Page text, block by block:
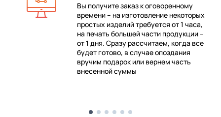
Вы получите заказ к оговоренному
времени – на изготовление некоторых
простых изделий требуется от 1 часа,
на печать большей части продукции –
от 1 дня. Сразу рассчитаем, когда все
будет готово, в случае опоздания
вручим подарок или вернем часть
внесенной суммы